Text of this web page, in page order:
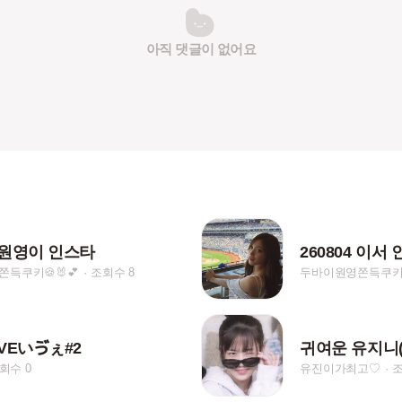
아직 댓글이 없어요
영이 인스타
득쿠키🍪🐰💕 조회수 8
260804 이서
두바이원영쫀득쿠
いゔぇ#2
수 0 유진이가최고♡